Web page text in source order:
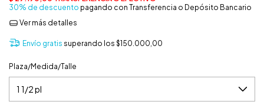
30% de descuento pagando con Transferencia o Depósito Bancario
Ver más detalles
Envío gratis superando los $150.000,00
Plaza/Medida/Talle